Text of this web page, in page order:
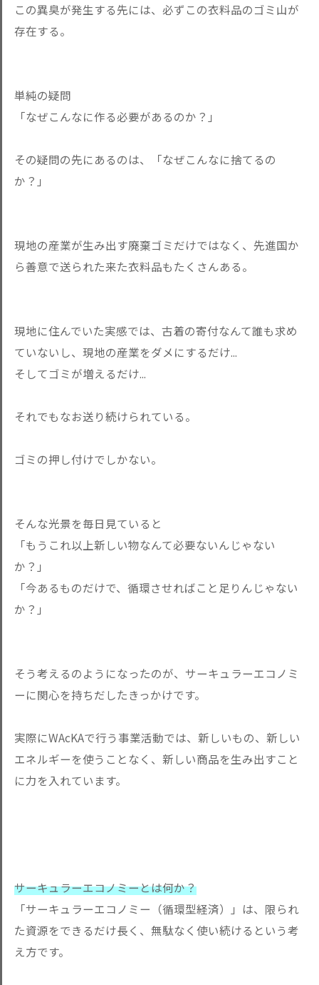
この異臭が発生する先には、必ずこの衣料品のゴミ山が
存在する。
単純の疑問
「なぜこんなに作る必要があるのか？」
その疑問の先にあるのは、「なぜこんなに捨てるの
か？」
現地の産業が生み出す廃棄ゴミだけではなく、先進国か
ら善意で送られた来た衣料品もたくさんある。
現地に住んでいた実感では、古着の寄付なんて誰も求め
ていないし、現地の産業をダメにするだけ...
そしてゴミが増えるだけ...
それでもなお送り続けられている。
ゴミの押し付けでしかない。
そんな光景を毎日見ていると
「もうこれ以上新しい物なんて必要ないんじゃない
か？」
「今あるものだけで、循環させればこと足りんじゃない
か？」
そう考えるのようになったのが、サーキュラーエコノミ
ーに関心を持ちだしたきっかけです。
実際にWAcKAで行う事業活動では、新しいもの、新しい
エネルギーを使うことなく、新しい商品を生み出すこと
に力を入れています。
サーキュラーエコノミーとは何か？
「サーキュラーエコノミー（循環型経済）」は、限られ
た資源をできるだけ長く、無駄なく使い続けるという考
え方です。